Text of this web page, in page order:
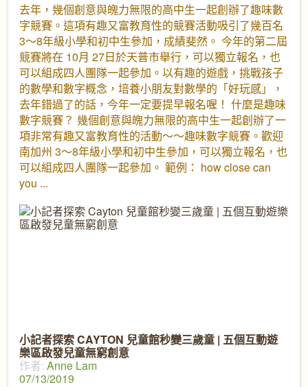
去年，幾個創意與魄力無限的高中生一起創辦了趣味數
字競賽。這項有趣又富教育性的競賽活動吸引了幾百名
3～8年級小學和初中生參加，成績斐然。 今年的第二屆
競賽將在 10月 27日於天普市舉行，可以獨立報名，也
可以組成四人團隊一起參加。以有趣的遊戲，挑戰孩子
的數學和數字概念，培養小朋友對數學的「好玩感」，
去年錯過了的話，今年一定要提早報名喔！ 什麼是趣味
數字競賽？ 幾個創意與魄力無限的高中生一起創辦了一
項非常有趣又富教育性的活動～～趣味數字競賽。歡迎
南加州 3～8年級小學和初中生參加，可以獨立報名，也
可以組成四人團隊一起參加。 範例： how close can
you
小記者探索 CAYTON 兒童館秒變三歲童 | 五個互動遊
樂區啟發兒童無窮創意
作者: Anne Lam
07/13/2019